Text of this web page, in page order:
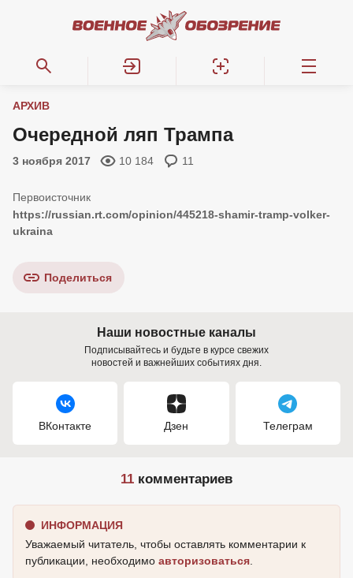
АРХИВ
Очередной ляп Трампа
3 ноября 2017 10 184 11
https://russian.rt.com/opinion/445218-shamir-tramp-volker-
ukraina
Поделиться
Наши новостные каналы
Подписывайтесь и будьте в курсе свежих
новостей и важнейших событиях дня.
ВКонтакте Дзен Телеграм
11 комментариев
ИНФОРМАЦИЯ
Уважаемый читатель, чтобы оставлять комментарии к
публикации, необходимо авторизоваться